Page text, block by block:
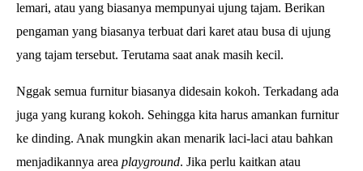
lemari, atau yang biasanya mempunyai ujung tajam. Berikan
pengaman yang biasanya terbuat dari karet atau busa di ujung
yang tajam tersebut. Terutama saat anak masih kecil.
Nggak semua furnitur biasanya didesain kokoh. Terkadang ada
juga yang kurang kokoh. Sehingga kita harus amankan furnitur
ke dinding. Anak mungkin akan menarik laci-laci atau bahkan
menjadikannya area playground. Jika perlu kaitkan atau